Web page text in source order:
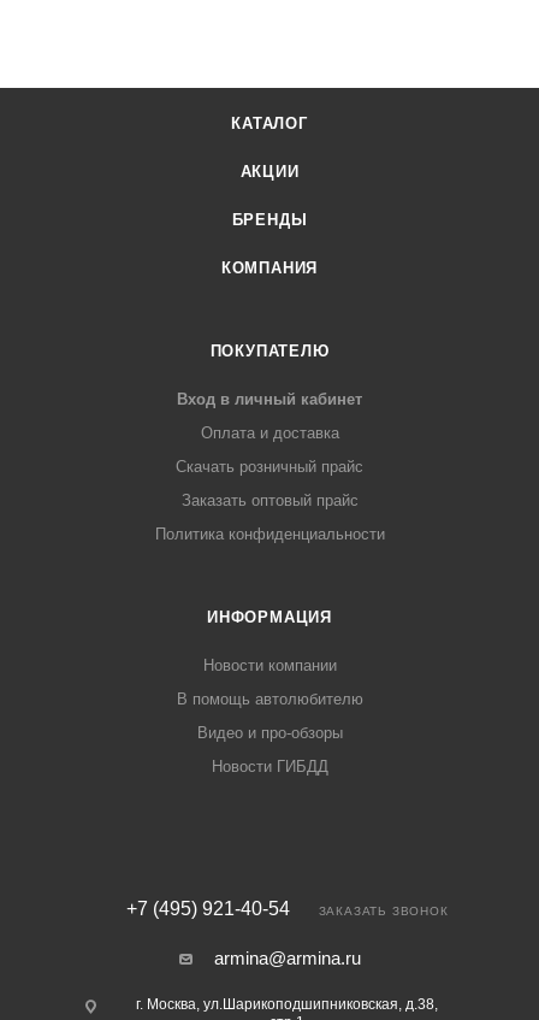
КАТАЛОГ
АКЦИИ
БРЕНДЫ
КОМПАНИЯ
ПОКУПАТЕЛЮ
Вход в личный кабинет
Оплата и доставка
Скачать розничный прайс
Заказать оптовый прайс
Политика конфиденциальности
ИНФОРМАЦИЯ
Новости компании
В помощь автолюбителю
Видео и про-обзоры
Новости ГИБДД
+7 (495) 921-40-54 ЗАКАЗАТЬ ЗВОНОК
armina@armina.ru
г. Москва, ул.Шарикоподшипниковская, д.38,